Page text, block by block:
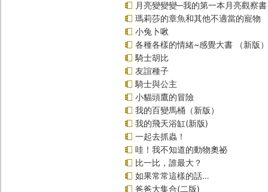
月亮變變變─我的第一本月亮觀察書
瑪莉莎的章魚和其他不適當的寵物
小兔卜啾
各種各樣的情緒~感覺大書 （新版）
騎士胡比
友誼種子
騎士與公主
小貓頭鷹的冒險
我的百變馬桶（新版）
我的飛天浴缸(新版)
一起去抓蟲！
哇！我不知道的動物奧祕
比一比，誰最大？
如果常常這樣的話…
爸爸大集合(二版)